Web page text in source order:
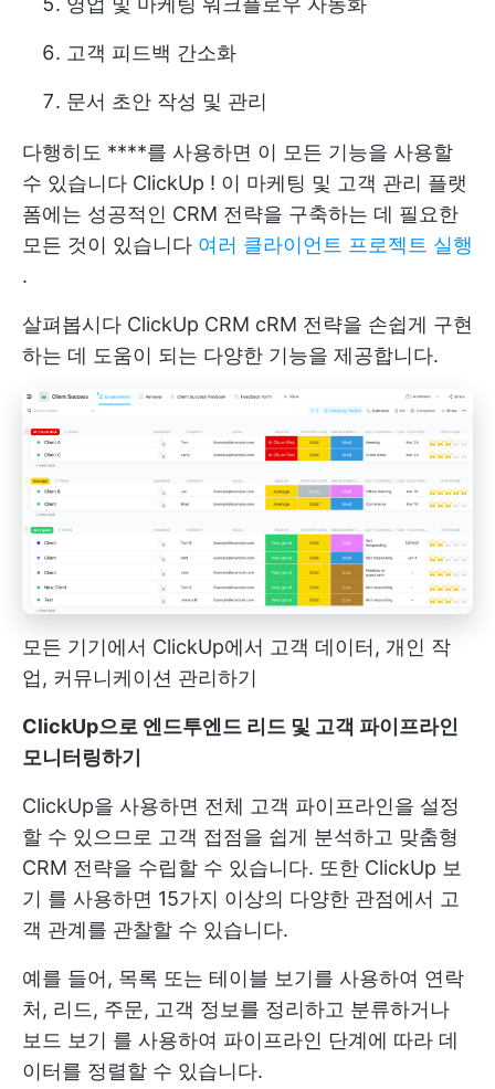
고객 피드백 간소화
문서 초안 작성 및 관리
다행히도 ****를 사용하면 이 모든 기능을 사용할
수 있습니다 ClickUp ! 이 마케팅 및 고객 관리 플랫
폼에는 성공적인 CRM 전략을 구축하는 데 필요한
모든 것이 있습니다 여러 클라이언트 프로젝트 실행
.
살펴봅시다 ClickUp CRM cRM 전략을 손쉽게 구현
하는 데 도움이 되는 다양한 기능을 제공합니다.
모든 기기에서 ClickUp에서 고객 데이터, 개인 작
업, 커뮤니케이션 관리하기
ClickUp으로 엔드투엔드 리드 및 고객 파이프라인
모니터링하기
ClickUp을 사용하면 전체 고객 파이프라인을 설정
할 수 있으므로 고객 접점을 쉽게 분석하고 맞춤형
CRM 전략을 수립할 수 있습니다. 또한 ClickUp 보
기 를 사용하면 15가지 이상의 다양한 관점에서 고
객 관계를 관찰할 수 있습니다.
예를 들어, 목록 또는 테이블 보기를 사용하여 연락
처, 리드, 주문, 고객 정보를 정리하고 분류하거나
보드 보기 를 사용하여 파이프라인 단계에 따라 데
이터를 정렬할 수 있습니다.